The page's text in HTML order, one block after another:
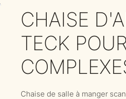
CHAISE
TECK
Chaise de salle à manger